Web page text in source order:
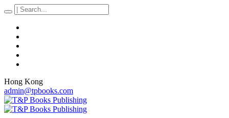
Hong Kong
admin@tpbooks.com